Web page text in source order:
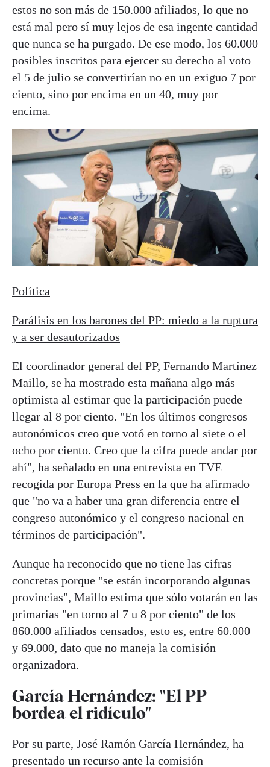
estos no son más de 150.000 afiliados, lo que no
está mal pero sí muy lejos de esa ingente cantidad
que nunca se ha purgado. De ese modo, los 60.000
posibles inscritos para ejercer su derecho al voto
el 5 de julio se convertirían no en un exiguo 7 por
ciento, sino por encima en un 40, muy por
encima.
Política
Parálisis en los barones del PP: miedo a la ruptura
y a ser desautorizados
El coordinador general del PP, Fernando Martínez
Maillo, se ha mostrado esta mañana algo más
optimista al estimar que la participación puede
llegar al 8 por ciento. "En los últimos congresos
autonómicos creo que votó en torno al siete o el
ocho por ciento. Creo que la cifra puede andar por
ahí", ha señalado en una entrevista en TVE
recogida por Europa Press en la que ha afirmado
que "no va a haber una gran diferencia entre el
congreso autonómico y el congreso nacional en
términos de participación".
Aunque ha reconocido que no tiene las cifras
concretas porque "se están incorporando algunas
provincias", Maillo estima que sólo votarán en las
primarias "en torno al 7 u 8 por ciento" de los
860.000 afiliados censados, esto es, entre 60.000
y 69.000, dato que no maneja la comisión
organizadora.
García Hernández: "El PP
bordea el ridículo"
Por su parte, José Ramón García Hernández, ha
presentado un recurso ante la comisión